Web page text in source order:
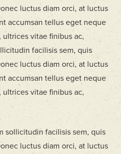
luctus diam orci, at luctus
accumsan tellus eget neque
vitae finibus ac,
facilisis sem, quis
luctus diam orci, at luctus
accumsan tellus eget neque
vitae finibus ac,
sollicitudin facilisis sem, quis
luctus diam orci, at luctus